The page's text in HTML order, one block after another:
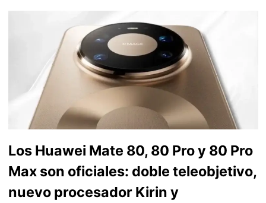
Los Huawei Mate 80, 80 Pro y 80 Pro
Max son oficiales: doble teleobjetivo,
nuevo procesador Kirin y